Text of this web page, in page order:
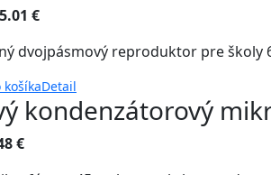
€
dvojpásmový reproduktor pre školy
Detail
kondenzátorový
€